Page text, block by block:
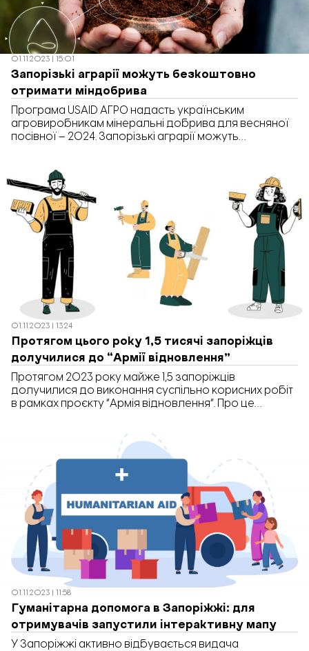
01.11.2023 | 15:01
Запорізькі аграрії можуть безкоштовно
отримати міндобрива
Програма USAID АГРО надасть українським
агровиробникам мінеральні добрива для весняної
посівної – 2024. Запорізькі аграрії можуть
аграрної політики та продовольства України. Усього
в рамках програми 7 тисячам українським
агровиробникам передадуть 14 тисяч тонн добрив.
Ті, хто обробляють від 5 до 20 гектарів землі […]
01.11.2023 | 13:24
Протягом цього року 1,5 тисячі запоріжців
долучилися до “Армії відновлення”
Протягом 2023 року майже 1,5 запоріжців
долучилися до виконання суспільно корисних робіт
в рамках проєкту “Армія відновлення”. Про це
виконуються безробітними в Запорізькій області,
спрямовані на забезпечення життєдіяльності
населення, яке постраждало від наслідків війни,
заготівлю дров, плетіння маскувальних сіток,
розвантаження та фасування гуманітарної
допомоги, надання […]
01.11.2023 | 11:58
Гуманітарна допомога в Запоріжжі: для
отримувачів запустили інтерактивну мапу
У Запоріжжі активно відбувається видача